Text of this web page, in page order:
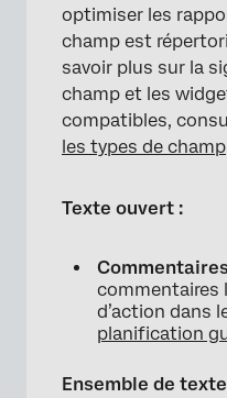
optimiser les
champ est
savoir plus sur la
champ et les
compatibles,
les types de champ
Texte ouvert :
commentaires
d’action dans
planification
Ensemble de